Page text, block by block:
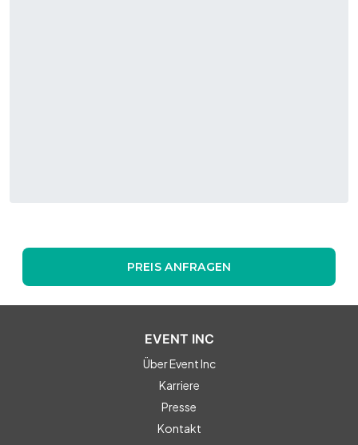
PREIS ANFRAGEN
EVENT INC
Über Event Inc
Karriere
Presse
Kontakt